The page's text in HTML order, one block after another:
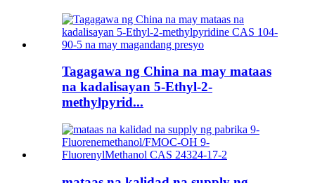
Tagagawa ng China na may mataas
na kadalisayan 5-Ethyl-2-
methylpyrid...